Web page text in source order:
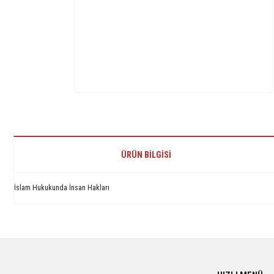
ÜRÜN BILGISI
İslam Hukukunda İnsan Hakları